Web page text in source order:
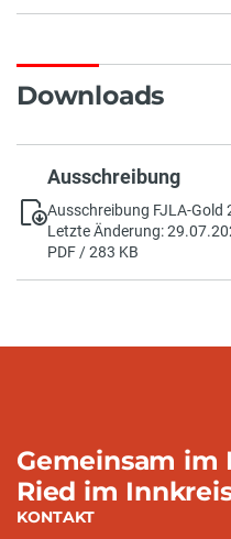
Downloads
Ausschreibung
Ausschreibung FJLA-Gold
Letzte Änderung:
PDF / 283 KB
Gemeinsam im
Ried im
KONTAKT